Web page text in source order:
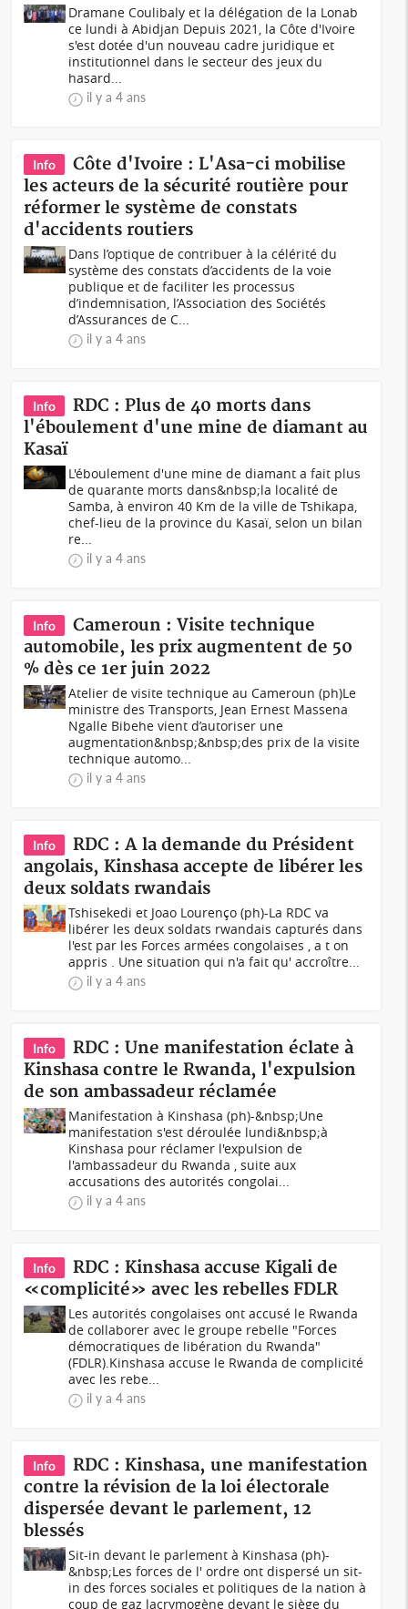
Dramane Coulibaly et la délégation de la Lonab
ce lundi à Abidjan Depuis 2021, la Côte d'Ivoire
s'est dotée d'un nouveau cadre juridique et
institutionnel dans le secteur des jeux du
hasard...
il y a 4 ans
Info
Côte d'Ivoire : L'Asa-ci mobilise
les acteurs de la sécurité routière pour
réformer le système de constats
d'accidents routiers
Dans l’optique de contribuer à la célérité du
système des constats d’accidents de la voie
publique et de faciliter les processus
d’indemnisation, l’Association des Sociétés
d’Assurances de C...
il y a 4 ans
Info
RDC : Plus de 40 morts dans
l'éboulement d'une mine de diamant au
Kasaï
L'éboulement d'une mine de diamant a fait plus
de quarante morts dans&nbsp;la localité de
Samba, à environ 40 Km de la ville de Tshikapa,
chef-lieu de la province du Kasaï, selon un bilan
re...
il y a 4 ans
Info
Cameroun : Visite technique
automobile, les prix augmentent de 50
% dès ce 1er juin 2022
Atelier de visite technique au Cameroun (ph)Le
ministre des Transports, Jean Ernest Massena
Ngalle Bibehe vient d’autoriser une
augmentation&nbsp;&nbsp;des prix de la visite
technique automo...
il y a 4 ans
Info
RDC : A la demande du Président
angolais, Kinshasa accepte de libérer les
deux soldats rwandais
Tshisekedi et Joao Lourenço (ph)-La RDC va
libérer les deux soldats rwandais capturés dans
l'est par les Forces armées congolaises , a t on
appris . Une situation qui n'a fait qu' accroître...
il y a 4 ans
Info
RDC : Une manifestation éclate à
Kinshasa contre le Rwanda, l'expulsion
de son ambassadeur réclamée
Manifestation à Kinshasa (ph)-&nbsp;Une
manifestation s'est déroulée lundi&nbsp;à
Kinshasa pour réclamer l'expulsion de
l'ambassadeur du Rwanda , suite aux
accusations des autorités congolai...
il y a 4 ans
Info
RDC : Kinshasa accuse Kigali de
«complicité» avec les rebelles FDLR
Les autorités congolaises ont accusé le Rwanda
de collaborer avec le groupe rebelle "Forces
démocratiques de libération du Rwanda"
(FDLR).Kinshasa accuse le Rwanda de complicité
avec les rebe...
il y a 4 ans
Info
RDC : Kinshasa, une manifestation
contre la révision de la loi électorale
dispersée devant le parlement, 12
blessés
Sit-in devant le parlement à Kinshasa (ph)-
&nbsp;Les forces de l' ordre ont dispersé un sit-
in des forces sociales et politiques de la nation à
coup de gaz lacrymogène devant le siège du